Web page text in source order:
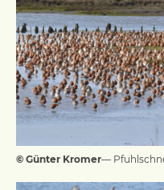
© Günter Kromer—